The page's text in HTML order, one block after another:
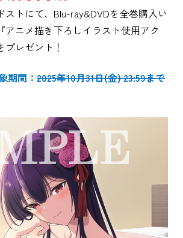
ストにて、Blu-ray&DVDを全巻購入い
アニメ描き下ろしイラスト使用アク
プレゼント！
期間： 2025年10月31日(金) 23:59まで